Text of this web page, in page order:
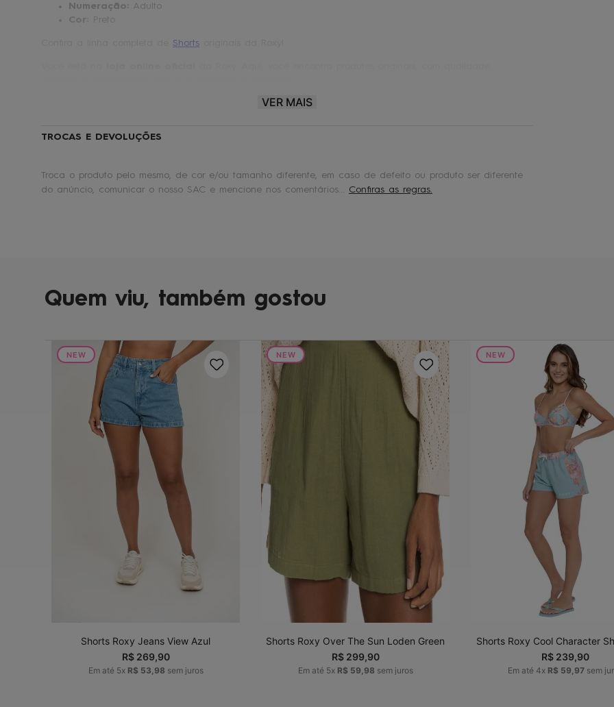
Numeração: Adulto
Cor:
Preto
Shorts
VER MAIS
TROCAS E DEVOLUÇÕES
Troca o produto pelo mesmo, de cor e/ou tamanho diferente, em caso de defeito ou produto ser diferente
do anúncio, comunicar o nosso SAC e mencione nos comentários... Confiras as regras.
Quem viu, também gostou
NEW
38 40
Shorts Roxy Jeans View Azul
R$ 269,90
Em até 5x R$ 53,98 sem juros
NEW
ADICIONAR AO
CARRINHO
Shorts Roxy Over The Sun Loden Green
R$ 299,90
Em até 5x R$ 59,98 sem juros
NEW
M G
ADICIONAR AO
CARRINHO
Shorts Roxy Cool Character
R$ 239,90
Em até 4x R$ 59,97sem